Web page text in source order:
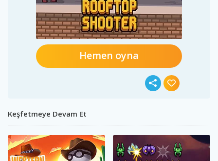
Hemen oyna
Keşfetmeye Devam Et